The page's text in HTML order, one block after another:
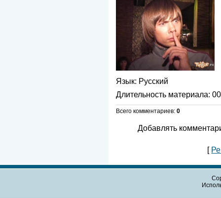
Язык: Русский
Длительность материала:
Всего комментариев: 0
Добавлять
[